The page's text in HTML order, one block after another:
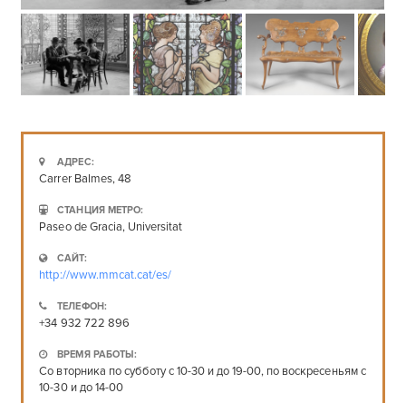
АДРЕС:
Carrer Balmes, 48
СТАНЦИЯ МЕТРО:
Paseo de Gracia, Universitat
САЙТ:
http://www.mmcat.cat/es/
ТЕЛЕФОН:
+34 932 722 896
ВРЕМЯ РАБОТЫ:
Со вторника по субботу с 10-30 и до 19-00, по воскресеньям с
10-30 и до 14-00